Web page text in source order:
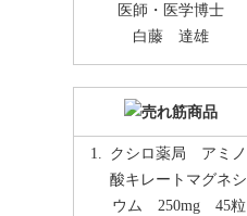
医師・医学博士
白藤 達雄
クシロ薬局 アミノ
酸キレートマグネシ
ウム 250mg 45粒